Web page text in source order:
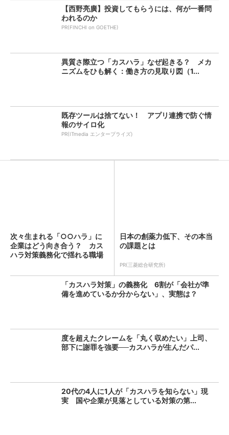
【西野亮廣】投資してもらうには、何が一番問
われるのか
PR(FINCHI on GOETHE)
異質さ際立つ「カスハラ」なぜ起きる？ メカ
ニズムをひも解く：働き方の見取り図（1...
既存ツールは捨てない！ アプリ連携で防ぐ情
報のサイロ化
PR(ITmedia エンタープライズ)
次々生まれる「○○ハラ」に
企業はどう向き合う？ カス
ハラ対策義務化で揺れる職場
日本の創薬力低下、その本当
の課題とは
PR(三菱総合研究所)
「カスハラ対策」の義務化 6割が「会社が準
備を進めているか分からない」、実態は？
度を超えたクレームを「丸く収めたい」上司、
部下に謝罪を強要──カスハラが生んだパ...
20代の4人に1人が「カスハラを知らない」現
実 国や企業が見落としている対策の第...